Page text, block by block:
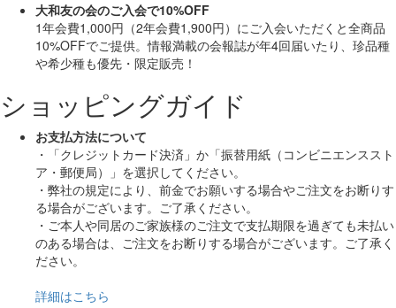
大和友の会のご入会で10%OFF
1年会費1,000円（2年会費1,900円）にご入会いただくと全商品
10%OFFでご提供。情報満載の会報誌が年4回届いたり、珍品種
や希少種も優先・限定販売！
ショッピングガイド
お支払方法について
・「クレジットカード決済」か「振替用紙（コンビニエンススト
ア・郵便局）」を選択してください。
・弊社の規定により、前金でお願いする場合やご注文をお断りす
る場合がございます。ご了承ください。
・ご本人や同居のご家族様のご注文で支払期限を過ぎても未払い
のある場合は、ご注文をお断りする場合がございます。ご了承く
ださい。
詳細はこちら